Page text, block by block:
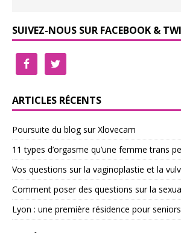
SUIVEZ-NOUS SUR FACEBOOK &
ARTICLES RÉCENTS
Poursuite du blog sur Xlovecam
11 types d’orgasme qu’une femme trans
Vos questions sur la vaginoplastie et la
Comment poser des questions sur la
Lyon : une première résidence pour